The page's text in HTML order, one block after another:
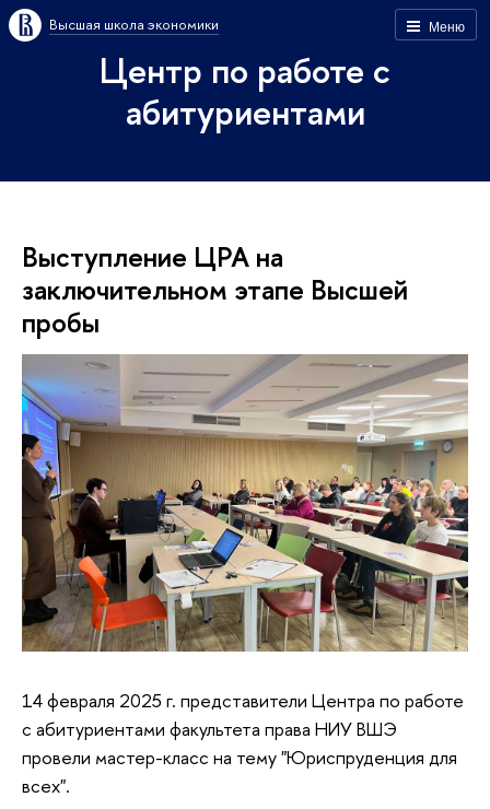
Меню
Высшая школа экономики
Центр по работе с
абитуриентами
Выступление ЦРА на
заключительном этапе Высшей
пробы
14 февраля 2025 г. представители Центра по работе
с абитуриентами факультета права НИУ ВШЭ
провели мастер-класс на тему "Юриспруденция для
всех".